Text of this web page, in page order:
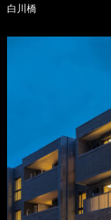
白川橋